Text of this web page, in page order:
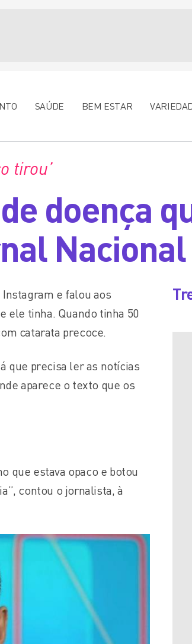
SAÚDE BEM ESTAR
tirou’
doença
Nacional
e falou aos
ele tinha. Quando tinha 50
catarata precoce.
que precisa ler as notícias
aparece o texto que os
que estava opaco e botou
contou o jornalista, à